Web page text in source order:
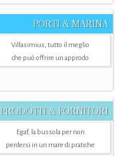
PORTI & MARINA
Villasimius, tutto il meglio
che può offrire un approdo
PRODOTTI & FORNITORI
Egaf, la bussola per non
perdersi in un mare di pratiche